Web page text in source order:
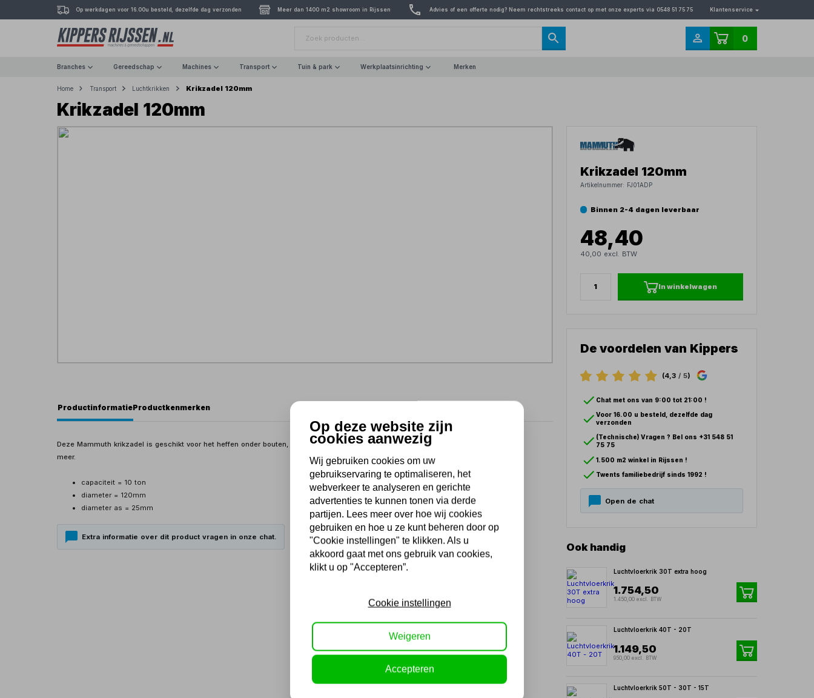
Op werkdagen voor 16.00u besteld, dezelfde dag verzonden Meer dan 1400 m2 showroom in Rijssen Advies of een offerte nodig? Neem rechtstreeks contact op met onze experts via 0548 51 75 75 Klantenservice
0
Branches Gereedschap Machines Transport Tuin & park Werkplaatsinrichting Merken
Home Transport Luchtkrikken Krikzadel 120mm
Krikzadel 120mm
ProductinformatieProductkenmerken
Deze Mammuth krikzadel is geschikt voor het heffen onder bouten, differentiëlen van met name 4x4 voertuigen, tractors en
meer.
capaciteit = 10 ton
diameter = 120mm
diameter as = 25mm
Extra informatie over dit product vragen in onze chat.
Krikzadel 120mm
Artikelnummer: FJ01ADP
Binnen 2-4 dagen leverbaar
48,40
40,00 excl. BTW
In winkelwagen
De voordelen van Kippers
(4,3 / 5)
Chat met ons van 9:00 tot 21:00 !
Voor 16.00 u besteld, dezelfde dag
verzonden
(Technische) Vragen ? Bel ons +31 548 51
75 75
1.500 m2 winkel in Rijssen !
Twents familiebedrijf sinds 1992 !
Open de chat
Ook handig
Luchtvloerkrik 30T extra hoog
1.754,50
1.450,00 excl. BTW
Luchtvloerkrik 40T - 20T
1.149,50
950,00 excl. BTW
Luchtvloerkrik 50T - 30T - 15T
Op deze website zijn
cookies aanwezig
Wij gebruiken cookies om uw
gebruikservaring te optimaliseren, het
webverkeer te analyseren en gerichte
advertenties te kunnen tonen via derde
partijen. Lees meer over hoe wij cookies
gebruiken en hoe u ze kunt beheren door op
"Cookie instellingen" te klikken. Als u
akkoord gaat met ons gebruik van cookies,
klikt u op "Accepteren”.
Cookie instellingen
Weigeren
Accepteren